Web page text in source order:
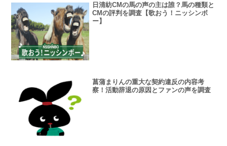
日清紡CMの馬の声の主は誰？馬の種類と
CMの評判を調査【歌おう！ニッシンボ
ー】
菖蒲まりんの重大な契約違反の内容考
察！活動辞退の原因とファンの声を調査